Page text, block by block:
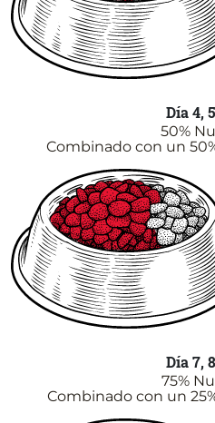
Día 4,
50%
Combinado con un
Día 7,
75%
Combinado con un